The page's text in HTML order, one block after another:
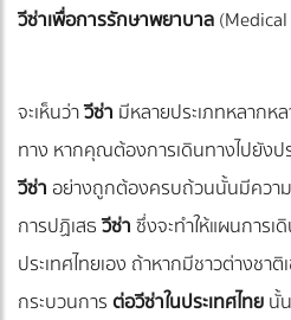
วีซ่าเพื่อการรักษาพยาบาล
จะเห็นว่าวีซ่า มีหลายประเภทหลากห
ทาง หากคุณต้องการเดินทางไปยังปร
วีซ่า อย่างถูกต้องครบถ้วนนั้นมีคว
การปฏิเสธวีซ่าซึ่งจะทำให้แผนการเ
ประเทศไทยเอง ถ้าหากมีชาวต่างชา
กระบวนการต่อวีซ่าในประเทศไทยนั้